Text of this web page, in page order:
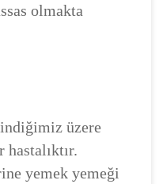
olmakta
üzere
yemek yemeği